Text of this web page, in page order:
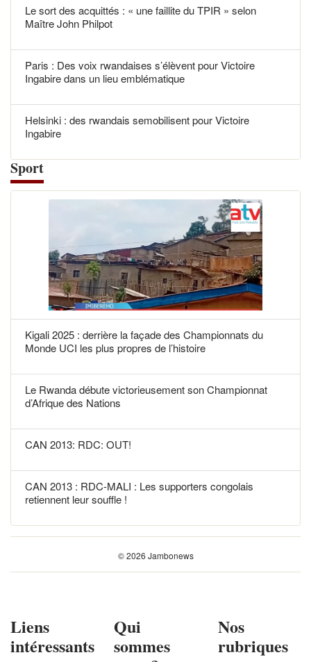
Le sort des acquittés : « une faillite du TPIR » selon
Maître John Philpot
Paris : Des voix rwandaises s’élèvent pour Victoire
Ingabire dans un lieu emblématique
Helsinki : des rwandais semobilisent pour Victoire
Ingabire
Sport
Kigali 2025 : derrière la façade des Championnats du
Monde UCI les plus propres de l’histoire
Le Rwanda débute victorieusement son Championnat
d’Afrique des Nations
CAN 2013: RDC: OUT!
CAN 2013 : RDC-MALI : Les supporters congolais
retiennent leur souffle !
© 2026 Jambonews
Liens
intéressants
Qui
sommes
Nos
rubriques